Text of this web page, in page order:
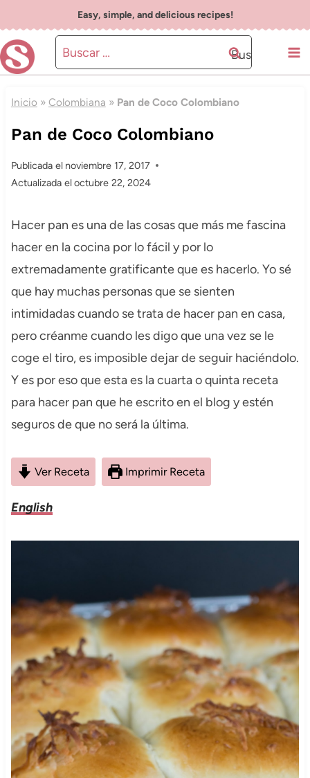
al
contenido
Easy, simple, and delicious recipes!
Buscar:
Inicio » Colombiana » Pan de Coco Colombiano
Pan de Coco Colombiano
Publicada el noviembre 17, 2017
Actualizada eloctubre 22, 2024
Hacer pan es una de las cosas que más me fascina
hacer en la cocina por lo fácil y por lo
extremadamente gratificante que es hacerlo. Yo sé
que hay muchas personas que se sienten
intimidadas cuando se trata de hacer pan en casa,
pero créanme cuando les digo que una vez se le
coge el tiro, es imposible dejar de seguir haciéndolo.
Y es por eso que esta es la cuarta o quinta receta
para hacer pan que he escrito en el blog y estén
seguros de que no será la última.
Ver Receta Imprimir Receta
English